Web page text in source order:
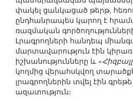
փակել ցանկացած թերթ,
ընդհանրապես կարող է
ռազմական
Լրագրողների հանդեպ
մարտավարություն էին
իշխանությունները և
կողմից վերահսկվող
լրագրողներին տվել էին
ազատություն։